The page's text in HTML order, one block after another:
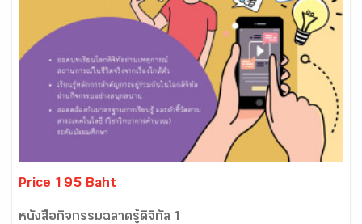
Price 195 Baht
หนังสือกิจกรรมฉลาดรู้ดิจิทัล 1